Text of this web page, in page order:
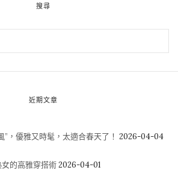
搜尋
近期文章
”，優雅又時髦，太適合春天了！ 2026-04-04
的高雅穿搭術 2026-04-01